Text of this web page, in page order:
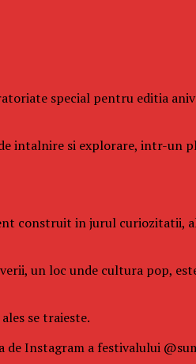
special pentru editia
intalnire si explorare, intr-un
construit in jurul curiozitatii,
un loc unde cultura pop,
se traieste.
de Instagram a festivalului